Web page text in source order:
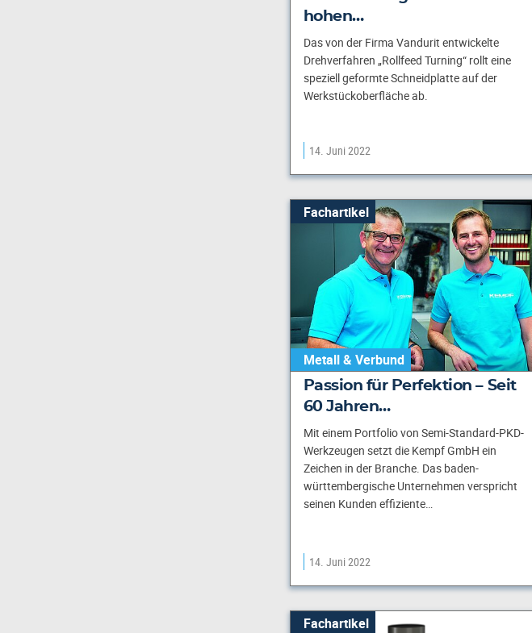
hohen…
Das von der Firma Vandurit entwickelte
Drehverfahren „Rollfeed Turning“ rollt eine
speziell geformte Schneidplatte auf der
Werkstückoberfläche ab.
14. Juni 2022
Fachartikel
Metall & Verbund
Passion für Perfektion – Seit
60 Jahren…
Mit einem Portfolio von Semi-Standard-PKD-
Werkzeugen setzt die Kempf GmbH ein
Zeichen in der Branche. Das baden-
württembergische Unternehmen verspricht
seinen Kunden effiziente…
14. Juni 2022
Fachartikel